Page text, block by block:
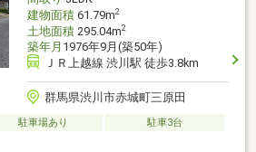
建物面積61.79m2
土地面積295.04m2
築年月 1976年9月(築50年)
ＪＲ上越線 渋川駅 徒歩3.8km
群馬県渋川市赤城町三原田
駐車場あり
駐車3台